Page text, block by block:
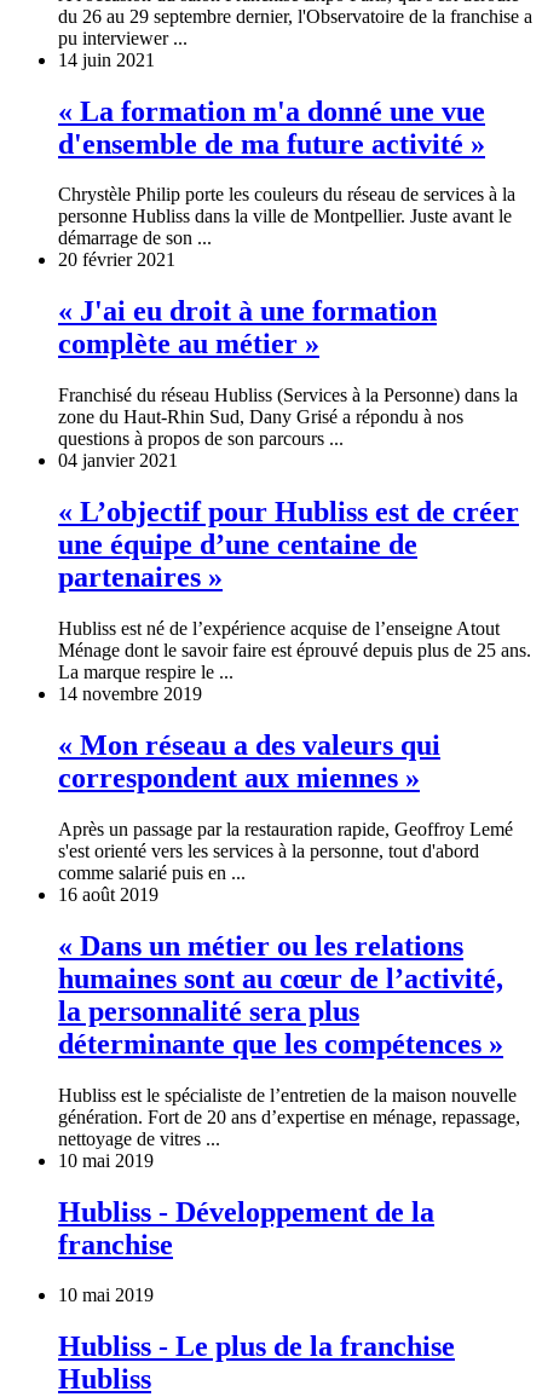
du 26 au 29 septembre dernier, l'Observatoire de la franchise a
pu interviewer ...
14 juin 2021
« La formation m'a donné une vue
d'ensemble de ma future activité »
Chrystèle Philip porte les couleurs du réseau de services à la
personne Hubliss dans la ville de Montpellier. Juste avant le
démarrage de son ...
20 février 2021
« J'ai eu droit à une formation
complète au métier »
Franchisé du réseau Hubliss (Services à la Personne) dans la
zone du Haut-Rhin Sud, Dany Grisé a répondu à nos
questions à propos de son parcours ...
04 janvier 2021
« L’objectif pour Hubliss est de créer
une équipe d’une centaine de
partenaires »
Hubliss est né de l’expérience acquise de l’enseigne Atout
Ménage dont le savoir faire est éprouvé depuis plus de 25 ans.
La marque respire le ...
14 novembre 2019
« Mon réseau a des valeurs qui
correspondent aux miennes »
Après un passage par la restauration rapide, Geoffroy Lemé
s'est orienté vers les services à la personne, tout d'abord
comme salarié puis en ...
16 août 2019
« Dans un métier ou les relations
humaines sont au cœur de l’activité,
la personnalité sera plus
déterminante que les compétences »
Hubliss est le spécialiste de l’entretien de la maison nouvelle
génération. Fort de 20 ans d’expertise en ménage, repassage,
nettoyage de vitres ...
10 mai 2019
Hubliss - Développement de la
franchise
10 mai 2019
Hubliss - Le plus de la franchise
Hubliss